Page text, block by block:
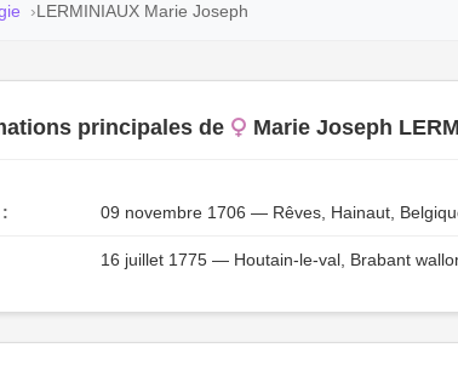
LERMINIAUX Marie Joseph
principales de Marie Joseph
09 novembre 1706 — Rêves, Hainaut,
16 juillet 1775 — Houtain-le-val, Brabant